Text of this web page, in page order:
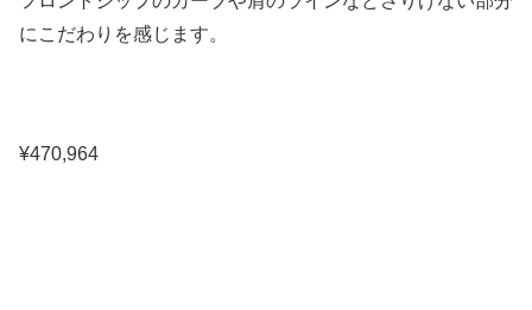
にこだわりを感じます。
¥470,964